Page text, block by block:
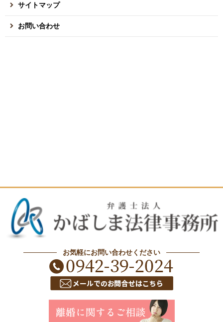
サイトマップ
お問い合わせ
お気軽にお問い合わせください